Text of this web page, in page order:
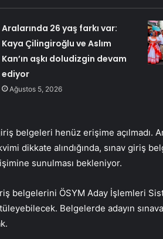
Aralarında 26 yaş farkı var:
Kaya Çilingiroğlu ve Aslım
Kan’ın aşkı doludizgin devam
ediyor
Ağustos 5, 2026
belgeleri henüz erişime açılmadı.
dikkate alındığında, sınav giriş
sunulması bekleniyor.
belgelerini ÖSYM Aday İşlemleri
Belgelerde adayın